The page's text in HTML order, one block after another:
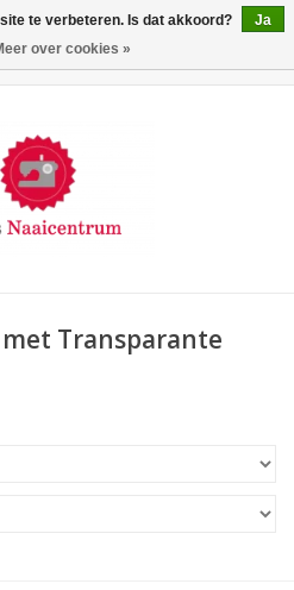
Transparante
te verbeteren. Is dat akkoord?
Ja
over cookies »